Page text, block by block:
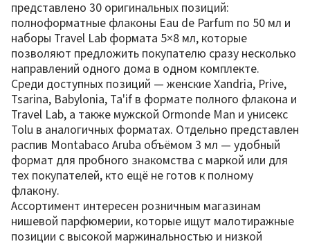
представлено 30 оригинальных позиций:
полноформатные флаконы Eau de Parfum по 50 мл и
наборы Travel Lab формата 5×8 мл, которые
позволяют предложить покупателю сразу несколько
направлений одного дома в одном комплекте.
Среди доступных позиций — женские Xandria, Prive,
Tsarina, Babylonia, Ta'if в формате полного флакона и
Travel Lab, а также мужской Ormonde Man и унисекс
Tolu в аналогичных форматах. Отдельно представлен
распив Montabaco Aruba объёмом 3 мл — удобный
формат для пробного знакомства с маркой или для
тех покупателей, кто ещё не готов к полному
флакону.
Ассортимент интересен розничным магазинам
нишевой парфюмерии, которые ищут малотиражные
позиции с высокой маржинальностью и низкой